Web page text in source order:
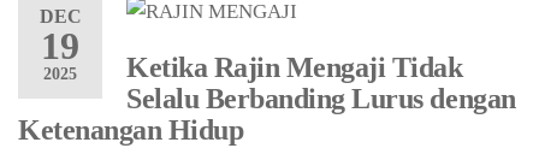
DEC
19
2025
Ketika Rajin Mengaji Tidak
Selalu Berbanding Lurus dengan
Ketenangan Hidup